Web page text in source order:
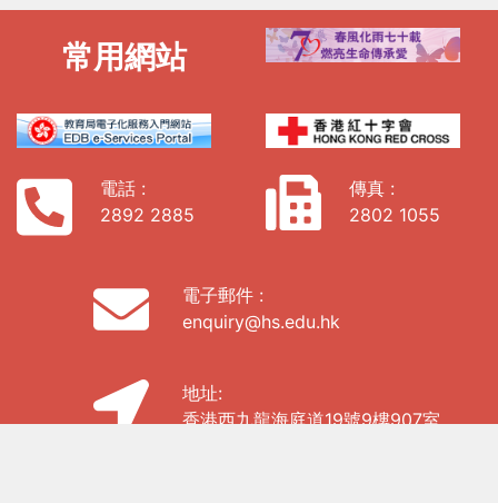
常用網站
電話 :
2892 2885
傳真 :
2802 1055
電子郵件 :
enquiry@hs.edu.hk
地址:
香港西九龍海庭道19號9樓907室